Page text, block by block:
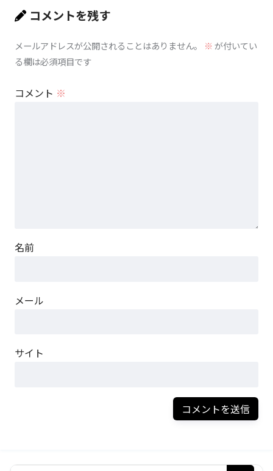
コメントを残す
メールアドレスが公開されることはありません。 ※が付いてい
る欄は必須項目です
コメント ※
名前
メール
サイト